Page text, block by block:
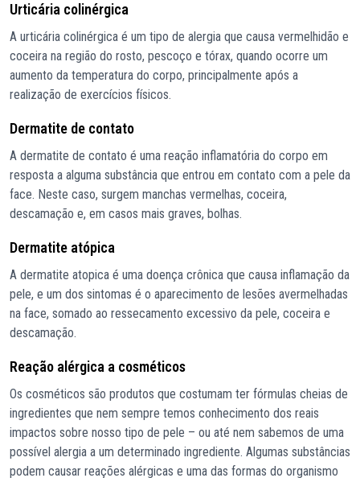
Urticária colinérgica
A urticária colinérgica é um tipo de alergia que causa vermelhidão e
coceira na região do rosto, pescoço e tórax, quando ocorre um
aumento da temperatura do corpo, principalmente após a
realização de exercícios físicos.
Dermatite de contato
A dermatite de contato é uma reação inflamatória do corpo em
resposta a alguma substância que entrou em contato com a pele da
face. Neste caso, surgem manchas vermelhas, coceira,
descamação e, em casos mais graves, bolhas.
Dermatite atópica
A dermatite atopica é uma doença crônica que causa inflamação da
pele, e um dos sintomas é o aparecimento de lesões avermelhadas
na face, somado ao ressecamento excessivo da pele, coceira e
descamação.
Reação alérgica a cosméticos
Os cosméticos são produtos que costumam ter fórmulas cheias de
ingredientes que nem sempre temos conhecimento dos reais
impactos sobre nosso tipo de pele – ou até nem sabemos de uma
possível alergia a um determinado ingrediente. Algumas substâncias
podem causar reações alérgicas e uma das formas do organismo